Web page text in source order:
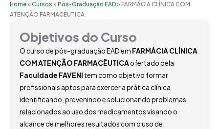
Home»Cursos »Pós-Graduação EAD» FARMÁCIA CLÍNICA COM
ATENÇÃO FARMACÊUTICA
Objetivos do Curso
O curso de pós-graduação EAD em FARMÁCIA CLÍNICA
COM ATENÇÃO FARMACÊUTICAofertado pela
Faculdade FAVENI tem como objetivo formar
profissionais aptos para exercer a prática clínica
identificando, prevenindo e solucionando problemas
relacionados ao uso dos medicamentos visando o
alcance de melhores resultados com o uso de